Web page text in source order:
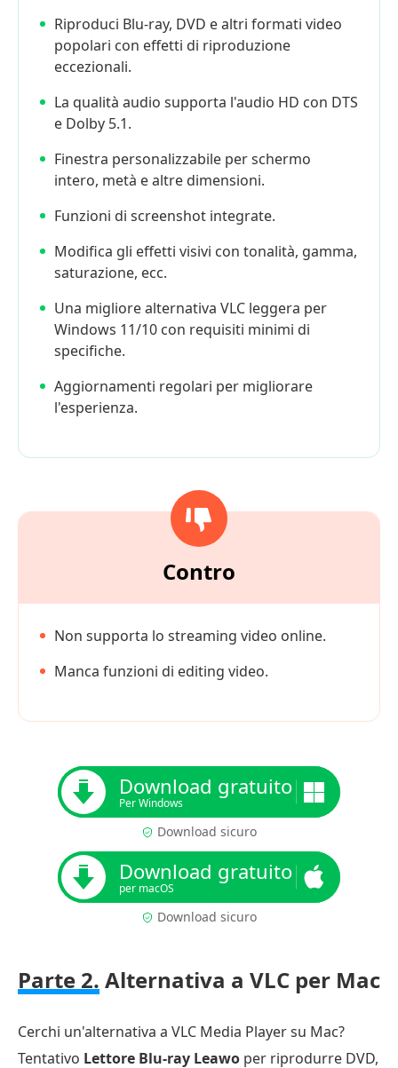
alternative
VLC
Riproduci Blu-ray, DVD e altri formati video
popolari con effetti di riproduzione
eccezionali.
La qualità audio supporta l'audio HD con DTS
e Dolby 5.1.
Finestra personalizzabile per schermo
intero, metà e altre dimensioni.
Funzioni di screenshot integrate.
Modifica gli effetti visivi con tonalità, gamma,
saturazione, ecc.
Una migliore alternativa VLC leggera per
Windows 11/10 con requisiti minimi di
specifiche.
Aggiornamenti regolari per migliorare
l'esperienza.
Contro
Non supporta lo streaming video online.
Manca funzioni di editing video.
Download gratuito
Per Windows
Download sicuro
Download gratuito
per macOS
Download sicuro
Parte 2. Alternativa a VLC per Mac
Cerchi un'alternativa a VLC Media Player su Mac?
Tentativo Lettore Blu-ray Leawo per riprodurre DVD,